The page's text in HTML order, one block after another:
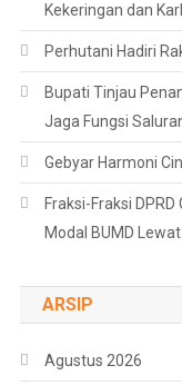
Kekeringan dan
Perhutani Hadiri
Bupati Tinjau
Jaga Fungsi
Gebyar Harmoni
Fraksi-Fraksi
Modal BUMD
ARSIP
Agustus 2026